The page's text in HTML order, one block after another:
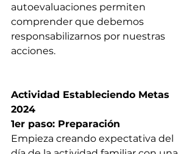
autoevaluaciones permiten
comprender que debemos
responsabilizarnos por nuestras
acciones.
Actividad Estableciendo Metas
2024
1er paso: Preparación
Empieza creando expectativa del